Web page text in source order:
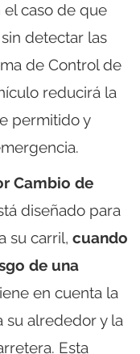
el caso de que
detectar las
de Control de
reducirá la
permitido y
Cambio de
diseñado para
su carril, cuando
de una
en cuenta la
su alrededor y la
Esta